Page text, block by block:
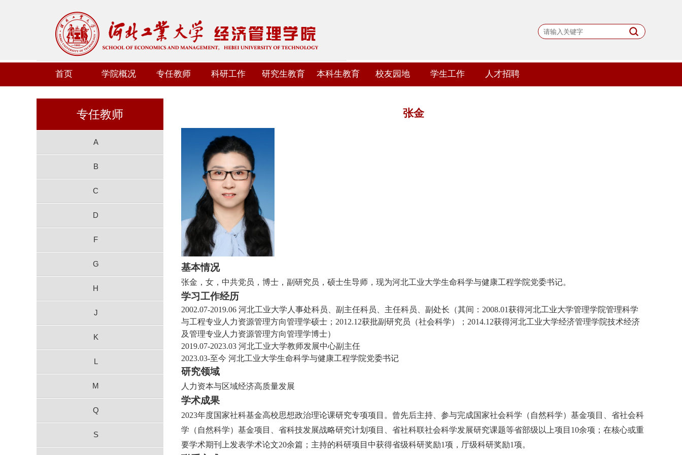
首页 学院概况 专任教师 科研工作 研究生教育 本科生教育 校友园地 学生工作 人才招聘
专任教师
A
B
C
D
F
G
H
J
K
L
M
Q
S
张金
基本情况
张金，女，中共党员，博士，副研究员，硕士生导师，现为河北工业大学生命科学与健康工程学院党委书记。
学习工作经历
2002.07-2019.06 河北工业大学人事处科员、副主任科员、主任科员、副处长（其间：2008.01获得河北工业大学管理学院管理科学
与工程专业人力资源管理方向管理学硕士；2012.12获批副研究员（社会科学）；2014.12获得河北工业大学经济管理学院技术经济
及管理专业人力资源管理方向管理学博士）
2019.07-2023.03 河北工业大学教师发展中心副主任
2023.03-至今 河北工业大学生命科学与健康工程学院党委书记
研究领域
人力资本与区域经济高质量发展
学术成果
2023年度国家社科基金高校思想政治理论课研究专项项目。曾先后主持、参与完成国家社会科学（自然科学）基金项目、省社会科
学（自然科学）基金项目、省科技发展战略研究计划项目、省社科联社会科学发展研究课题等省部级以上项目10余项；在核心或重
要学术期刊上发表学术论文20余篇；主持的科研项目中获得省级科研奖励1项，厅级科研奖励1项。